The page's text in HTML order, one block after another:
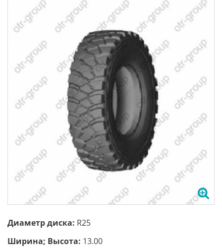
Диаметр диска: R25
Ширина; Высота: 13.00